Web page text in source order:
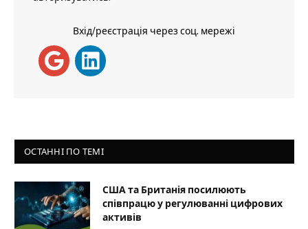
Вхід/реєстрація через соц. мережі
ОСТАННІ ПО ТЕМІ
США та Британія посилюють
співпрацю у регулюванні цифрових
активів